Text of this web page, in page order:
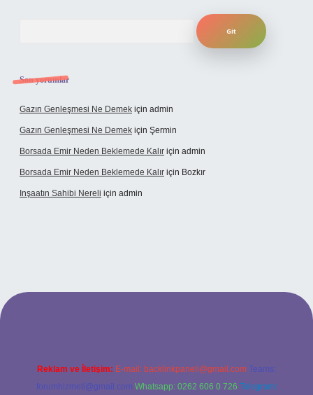
Son yorumlar
Gazın Genleşmesi Ne Demek için admin
Gazın Genleşmesi Ne Demek için Şermin
Borsada Emir Neden Beklemede Kalır için admin
Borsada Emir Neden Beklemede Kalır için Bozkır
Inşaatın Sahibi Nereli için admin
Reklam ve İletişim: E-mail: backlinkpaneli@gmail.com Teams:
forumhizmeti@gmail.com Whatsapp: 0262 606 0 726 Telegram: